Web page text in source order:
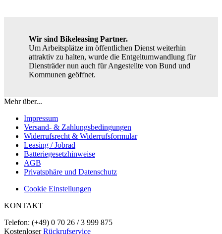
Wir sind Bikeleasing Partner.
Um Arbeitsplätze im öffentlichen Dienst weiterhin
attraktiv zu halten, wurde die Entgeltumwandlung für
Diensträder nun auch für Angestellte von Bund und
Kommunen geöffnet.
Mehr über...
Impressum
Versand- & Zahlungsbedingungen
Widerrufsrecht & Widerrufsformular
Leasing / Jobrad
Batteriegesetzhinweise
AGB
Privatsphäre und Datenschutz
Cookie Einstellungen
KONTAKT
Telefon: (+49) 0 70 26 / 3 999 875
KostenloserRückrufservice